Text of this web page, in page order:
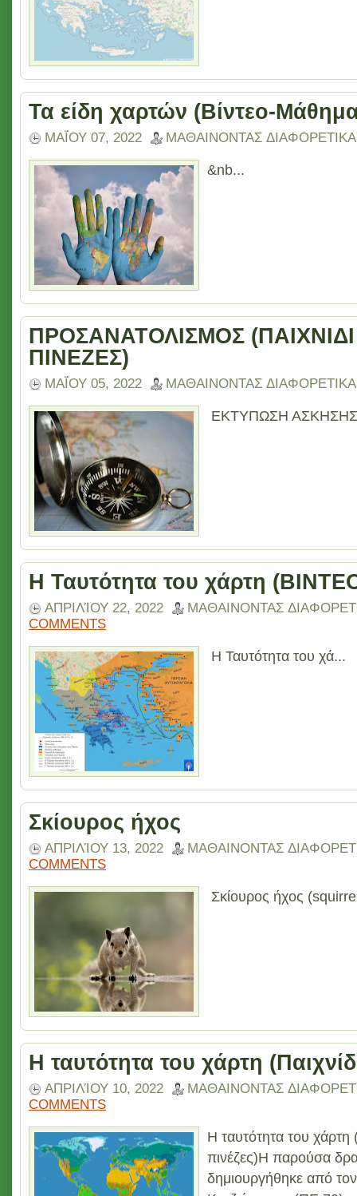
Τα είδη χαρτών (Βίντεο-
ΜΑΪ́ΟΥ 07, 2022 ΜΑΘΑΙΝΟΝΤΑΣ ΔΙΑΦΟΡΕΤΙΚΑ
&nb...
ΠΡΟΣΑΝΑΤΟΛΙΣΜΟΣ
ΠΙΝΕΖΕΣ)
ΜΑΪ́ΟΥ 05, 2022 ΜΑΘΑΙΝΟΝΤΑΣ ΔΙΑΦΟΡΕΤΙΚΑ
ΕΚΤΥΠΩΣΗ
Η Ταυτότητα του χάρτη
ΑΠΡΙΛΊΟΥ 22, 2022
ΜΑΘΑΙΝΟΝΤΑΣ
COMMENTS
Η Ταυτότητα του χά...
Σκίουρος ήχος
ΑΠΡΙΛΊΟΥ 13, 2022
ΜΑΘΑΙΝΟΝΤΑΣ
COMMENTS
Σκίουρος ήχος
H ταυτότητα του χάρτη
ΑΠΡΙΛΊΟΥ 10, 2022
ΜΑΘΑΙΝΟΝΤΑΣ
COMMENTS
H ταυτότητα του χάρτη
πινέζες)Η παρούσα
δημιουργήθηκε από